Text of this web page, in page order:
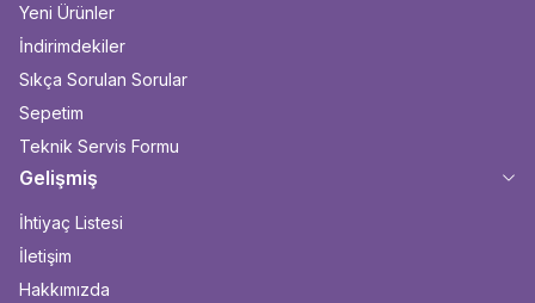
Yeni Ürünler
İndirimdekiler
Sıkça Sorulan Sorular
Sepetim
Teknik Servis Formu
Gelişmiş
İhtiyaç Listesi
İletişim
Hakkımızda